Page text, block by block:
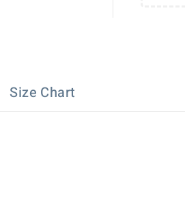
Size Chart